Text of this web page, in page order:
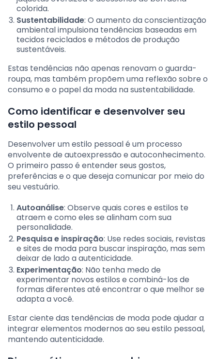
colorida.
Sustentabilidade: O aumento da conscientização
ambiental impulsiona tendências baseadas em
tecidos reciclados e métodos de produção
sustentáveis.
Estas tendências não apenas renovam o guarda-
roupa, mas também propõem uma reflexão sobre o
consumo e o papel da moda na sustentabilidade.
Como identificar e desenvolver seu
estilo pessoal
Desenvolver um estilo pessoal é um processo
envolvente de autoexpressão e autoconhecimento.
O primeiro passo é entender seus gostos,
preferências e o que deseja comunicar por meio do
seu vestuário.
Autoanálise: Observe quais cores e estilos te
atraem e como eles se alinham com sua
personalidade.
Pesquisa e inspiração: Use redes sociais, revistas
e sites de moda para buscar inspiração, mas sem
deixar de lado a autenticidade.
Experimentação: Não tenha medo de
experimentar novos estilos e combiná-los de
formas diferentes até encontrar o que melhor se
adapta a você.
Estar ciente das tendências de moda pode ajudar a
integrar elementos modernos ao seu estilo pessoal,
mantendo autenticidade.